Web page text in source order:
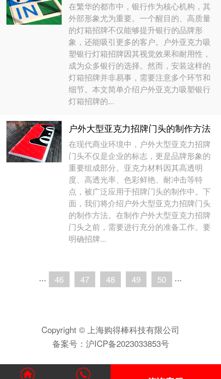
在繁华的都市中，银行作为核心机构，其
外部形象尤为重要。一个醒目的、高质量
的灯箱招牌不仅能够提升银行的品牌形
象，还能吸引更多的客户。户外亚克力吸
塑银行灯箱招牌因其视觉效果和耐用性，
成为众多银行的选择。然而，安装这样的
灯箱招牌并非易事，需要注意多个环节和
细节。本文简单介绍户外亚克力吸塑银行
灯箱招牌的...
户外大型亚克力招牌门头的制作方法
在现代商业环境中，户外大型亚克力招牌
门头不仅是企业的标志，更是品牌形象的
重要组成部分。亚克力材料因其高透明
度、高透光率、色彩鲜艳、耐冲击等特
点，被广泛应用于招牌门头的制作中。下
面，我们将介绍户外大型亚克力招牌门头
的制作方法。在制作户外大型亚克力招牌
门头之前，需要进行充分的准备工作。要
明确招牌...
··· 46 47 48 49 50 ···
Copyright © 上海购得棒科技有限公司
备案号： 沪ICP备2023033853号